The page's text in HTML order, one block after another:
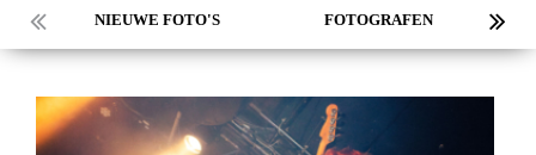
NIEUWE FOTO'S FOTOGRAFEN
MARC DE KROSSE
PEER
MISCHA VEENEMA